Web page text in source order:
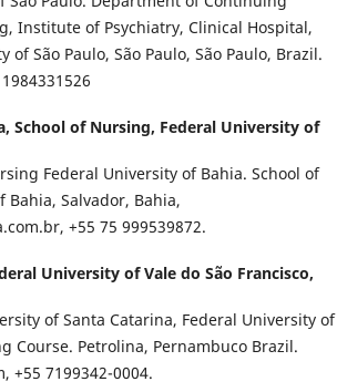
Institute of Psychiatry, Clinical Hospital,
São Paulo, São Paulo, São Paulo, Brazil.
School of Nursing, Federal University of
Federal University of Bahia. School of
Salvador, Bahia,
+55 75 999539872.
University of Vale do São Francisco,
of Santa Catarina, Federal University of
Course. Petrolina, Pernambuco Brazil.
+55 7199342-0004.